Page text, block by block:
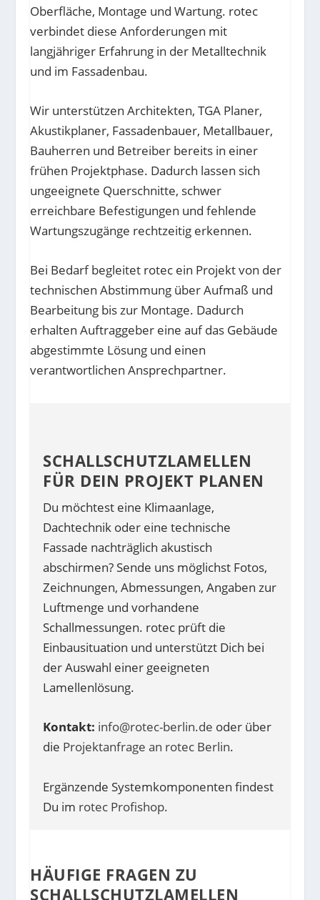
Oberfläche, Montage und Wartung. rotec
verbindet diese Anforderungen mit
langjähriger Erfahrung in der Metalltechnik
und im Fassadenbau.
Wir unterstützen Architekten, TGA Planer,
Akustikplaner, Fassadenbauer, Metallbauer,
Bauherren und Betreiber bereits in einer
frühen Projektphase. Dadurch lassen sich
ungeeignete Querschnitte, schwer
erreichbare Befestigungen und fehlende
Wartungszugänge rechtzeitig erkennen.
Bei Bedarf begleitet rotec ein Projekt von der
technischen Abstimmung über Aufmaß und
Bearbeitung bis zur Montage. Dadurch
erhalten Auftraggeber eine auf das Gebäude
abgestimmte Lösung und einen
verantwortlichen Ansprechpartner.
SCHALLSCHUTZLAMELLEN
FÜR DEIN PROJEKT PLANEN
Du möchtest eine Klimaanlage,
Dachtechnik oder eine technische
Fassade nachträglich akustisch
abschirmen? Sende uns möglichst Fotos,
Zeichnungen, Abmessungen, Angaben zur
Luftmenge und vorhandene
Schallmessungen. rotec prüft die
Einbausituation und unterstützt Dich bei
der Auswahl einer geeigneten
Lamellenlösung.
Kontakt: info@rotec-berlin.de oder über
die Projektanfrage an rotec Berlin.
Ergänzende Systemkomponenten findest
Du im rotec Profishop.
HÄUFIGE FRAGEN ZU
SCHALLSCHUTZLAMELLEN